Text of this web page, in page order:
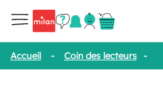
Accueil - Coin des lecteurs -